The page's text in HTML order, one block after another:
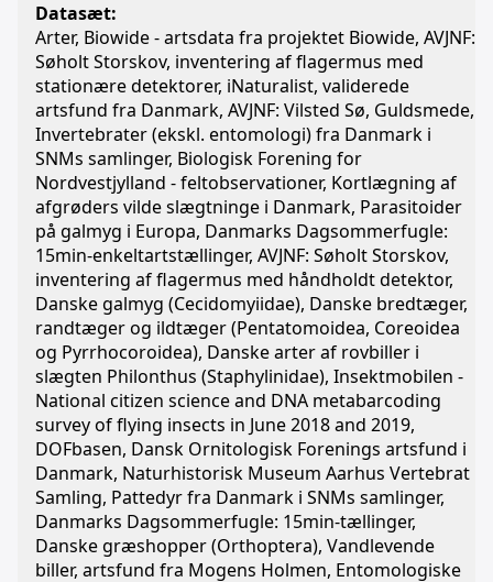
Datasæt:
Arter, Biowide - artsdata fra projektet Biowide, AVJNF:
Søholt Storskov, inventering af flagermus med
stationære detektorer, iNaturalist, validerede
artsfund fra Danmark, AVJNF: Vilsted Sø, Guldsmede,
Invertebrater (ekskl. entomologi) fra Danmark i
SNMs samlinger, Biologisk Forening for
Nordvestjylland - feltobservationer, Kortlægning af
afgrøders vilde slægtninge i Danmark, Parasitoider
på galmyg i Europa, Danmarks Dagsommerfugle:
15min-enkeltartstællinger, AVJNF: Søholt Storskov,
inventering af flagermus med håndholdt detektor,
Danske galmyg (Cecidomyiidae), Danske bredtæger,
randtæger og ildtæger (Pentatomoidea, Coreoidea
og Pyrrhocoroidea), Danske arter af rovbiller i
slægten Philonthus (Staphylinidae), Insektmobilen -
National citizen science and DNA metabarcoding
survey of flying insects in June 2018 and 2019,
DOFbasen, Dansk Ornitologisk Forenings artsfund i
Danmark, Naturhistorisk Museum Aarhus Vertebrat
Samling, Pattedyr fra Danmark i SNMs samlinger,
Danmarks Dagsommerfugle: 15min-tællinger,
Danske græshopper (Orthoptera), Vandlevende
biller, artsfund fra Mogens Holmen, Entomologiske